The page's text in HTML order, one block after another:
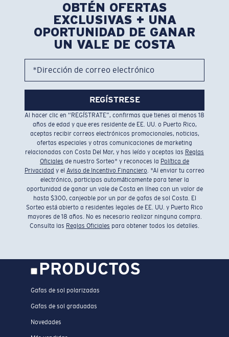
OBTÉN OFERTAS
EXCLUSIVAS + UNA
OPORTUNIDAD DE GANAR
UN VALE DE COSTA
*Dirección de correo electrónico
REGÍSTRESE
Al hacer clic en “REGÍSTRATE”, confirmas que tienes al menos 18
años de edad y que eres residente de EE. UU. o Puerto Rico,
aceptas recibir correos electrónicos promocionales, noticias,
ofertas especiales y otras comunicaciones de marketing
relacionadas con Costa Del Mar, y has leído y aceptas las Reglas
Oficiales de nuestro Sorteo* y reconoces la Política de
Privacidad y el Aviso de Incentivo Financiero. *Al enviar tu correo
electrónico, participas automáticamente para tener la
oportunidad de ganar un vale de Costa en línea con un valor de
hasta $300, canjeable por un par de gafas de sol Costa. El
Sorteo está abierto a residentes legales de EE. UU. y Puerto Rico
mayores de 18 años. No es necesario realizar ninguna compra.
Consulta las Reglas Oficiales para obtener todos los detalles.
PRODUCTOS
Gafas de sol polarizadas
Gafas de sol graduadas
Novedades